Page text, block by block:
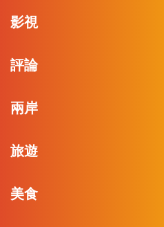
影視
評論
兩岸
旅遊
美食